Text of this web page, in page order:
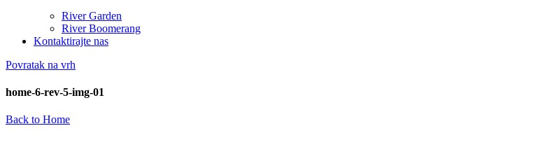
River Garden
River Boomerang
Kontaktirajte nas
Povratak na vrh
home-6-rev-5-img-01
Back to Home